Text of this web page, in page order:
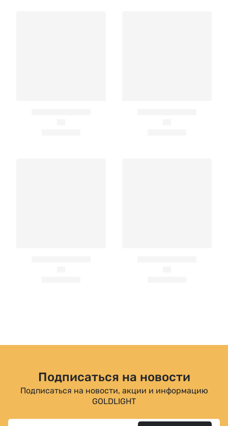
Подписаться на новости
Подписаться на новости, акции и информацию
GOLDLIGHT